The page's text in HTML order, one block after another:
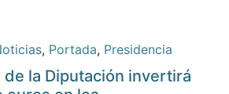
, Portada, Presidencia
de la Diputación invertirá